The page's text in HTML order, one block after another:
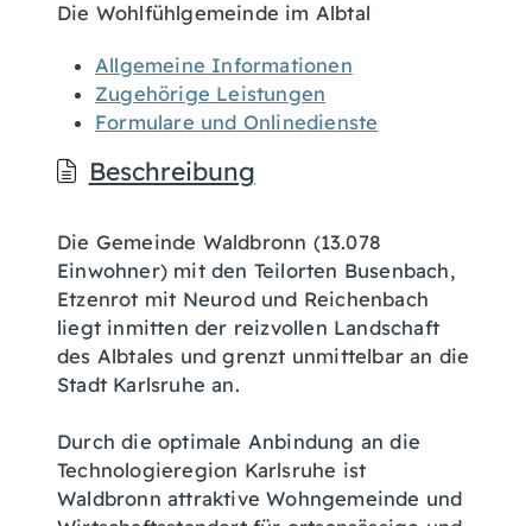
Die Wohlfühlgemeinde im Albtal
Allgemeine Informationen
Zugehörige Leistungen
Formulare und Onlinedienste
Beschreibung
Die Gemeinde Waldbronn (13.078
Einwohner) mit den Teilorten Busenbach,
Etzenrot mit Neurod und Reichenbach
liegt inmitten der reizvollen Landschaft
des Albtales und grenzt unmittelbar an die
Stadt Karlsruhe an.
Durch die optimale Anbindung an die
Technologieregion Karlsruhe ist
Waldbronn attraktive Wohngemeinde und